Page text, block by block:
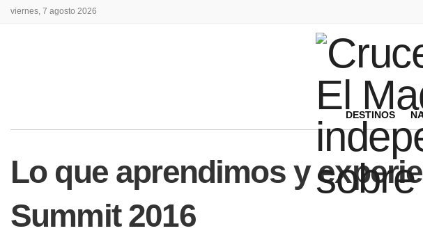
viernes, 7 agosto 2026
DESTINOS
Lo que aprendimos y
Summit 2016